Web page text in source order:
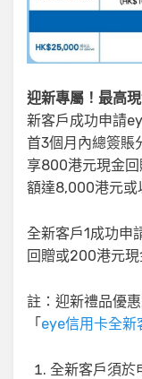
迎新專屬！最高
新客戶成功申請
首3個月內總簽賬
享800港元現金
額達8,000港元或
全新客戶1成功申
回贈或200港元現
註：迎新禮品優
「 eye信用卡全新
全新客戶須於